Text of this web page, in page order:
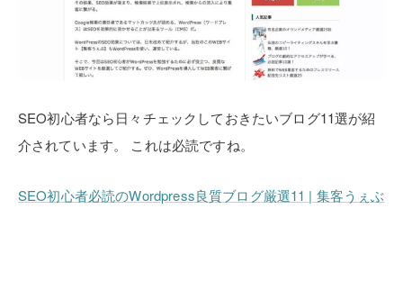
SEO初心者なら日々チェックしておきたいブログ11選が紹
介されています。
これは必読ですね。
SEO初心者必読のWordpress良質ブログ厳選11 | 集客うぇぶ